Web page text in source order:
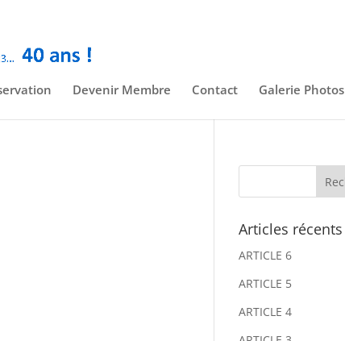
Devenir Membre Contact Galerie Photos
Articles récents
ARTICLE 6
ARTICLE 5
ARTICLE 4